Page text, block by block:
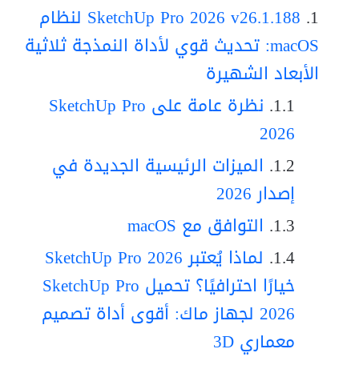
SketchUp Pro 2026 v26.1.188 لنظام
macOS: تحديث قوي لأداة النمذجة ثلاثية
الأبعاد الشهيرة
نظرة عامة على SketchUp Pro
2026
الميزات الرئيسية الجديدة في
إصدار 2026
التوافق مع macOS
لماذا يُعتبر SketchUp Pro 2026
خيارًا احترافيًا؟ تحميل SketchUp Pro
2026 لجهاز ماك: أقوى أداة تصميم
معماري 3D